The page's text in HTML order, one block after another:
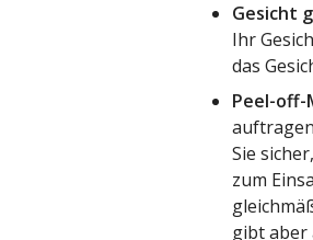
Gesicht
Ihr
das
Peel-off-
Sie
zum
gibt aber